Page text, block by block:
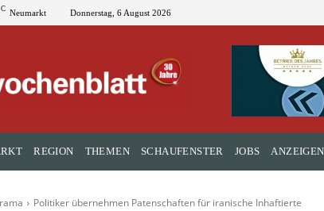
C Neumarkt Donnerstag, 6 August 2026
REGION THEMEN SCHAUFENSTER JOBS ANZEIGEN
Politiker übernehmen Patenschaften für iranische Inhaftierte